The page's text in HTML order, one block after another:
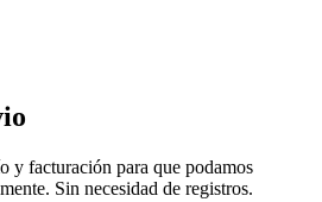
y facturación para que podamos
Sin necesidad de registros.